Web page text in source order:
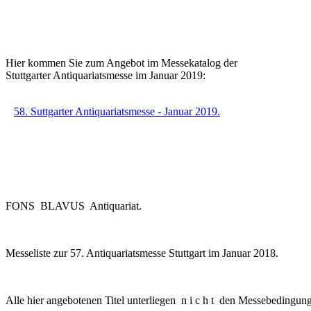
Hier kommen Sie zum Angebot im Messekatalog der
Stuttgarter Antiquariatsmesse im Januar 2019:
58. Suttgarter Antiquariatsmesse - Januar 2019.
FONS BLAVUS Antiquariat.
Messeliste zur 57. Antiquariatsmesse Stuttgart im Januar 2018.
Alle hier angebotenen Titel unterliegen n i c h t den